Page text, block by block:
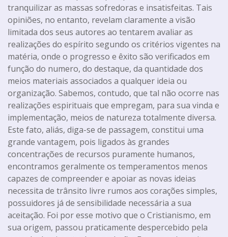
tranquilizar as massas sofredoras e insatisfeitas. Tais
opiniões, no entanto, revelam claramente a visão
limitada dos seus autores ao tentarem avaliar as
realizações do espírito segundo os critérios vigentes na
matéria, onde o progresso e êxito são verificados em
função do numero, do destaque, da quantidade dos
meios materiais associados a qualquer ideia ou
organização. Sabemos, contudo, que tal não ocorre nas
realizações espirituais que empregam, para sua vinda e
implementação, meios de natureza totalmente diversa.
Este fato, aliás, diga-se de passagem, constitui uma
grande vantagem, pois ligados às grandes
concentrações de recursos puramente humanos,
encontramos geralmente os temperamentos menos
capazes de compreender e apoiar as novas ideias
necessita de trânsito livre rumos aos corações simples,
possuidores já de sensibilidade necessária a sua
aceitação. Foi por esse motivo que o Cristianismo, em
sua origem, passou praticamente despercebido pela